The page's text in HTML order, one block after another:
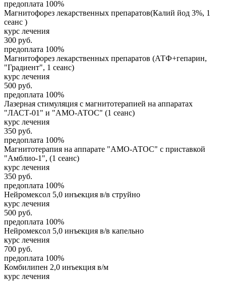
предоплата 100%
Магнитофорез лекарственных препаратов(Калий йод 3%, 1
сеанс )
курс лечения
300 руб.
предоплата 100%
Магнитофорез лекарственных препаратов (АТФ+гепарин,
"Градиент", 1 сеанс)
курс лечения
500 руб.
предоплата 100%
Лазерная стимуляция с магнитотерапией на аппаратах
"ЛАСТ-01" и "АМО-АТОС" (1 сеанс)
курс лечения
350 руб.
предоплата 100%
Магнитотерапия на аппарате "АМО-АТОС" с приставкой
"Амблио-1", (1 сеанс)
курс лечения
350 руб.
предоплата 100%
Нейромексол 5,0 инъекция в/в струйно
курс лечения
500 руб.
предоплата 100%
Нейромексол 5,0 инъекция в/в капельно
курс лечения
700 руб.
предоплата 100%
Комбилипен 2,0 инъекция в/м
курс лечения